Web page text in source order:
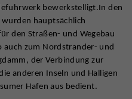
bewerkstelligt.In den
hauptsächlich
den Straßen- und Wegebau
auch zum Nordstrander- und
der Verbindung zur
anderen Inseln und Halligen
Hafen aus bedient.